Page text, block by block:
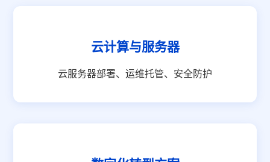
云计算与服务器
云服务器部署、运维托管、安全防护